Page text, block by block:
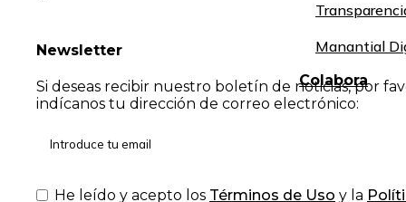
Manantial
Colabora
Newsletter
Si deseas recibir nuestro boletín de noticias, por
indícanos tu dirección de correo electrónico:
He leído y acepto los Términos de Uso y la